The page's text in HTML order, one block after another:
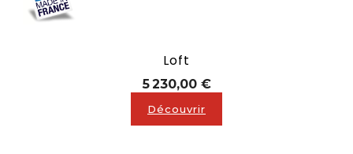
Loft
5 230,00 €Prix
Découvrir